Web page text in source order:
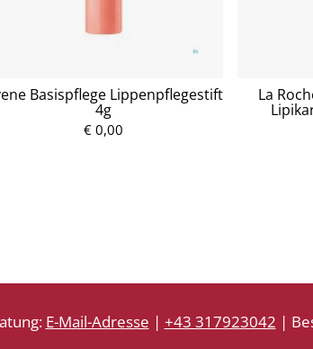
Basispflege Lippenpflegestift
4g
€ 0,00
La
P
E-Mail-Adresse | +43 317923042 |